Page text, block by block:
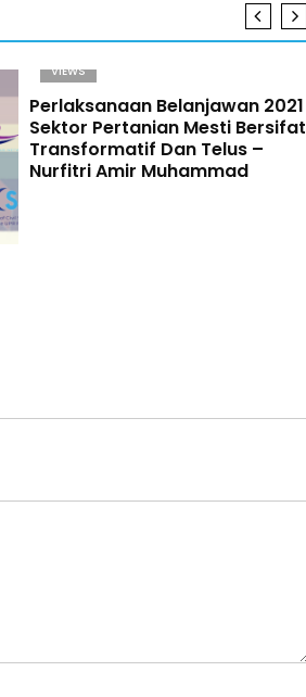
VIEWS
Perlaksanaan Belanjawan 2021
Sektor Pertanian Mesti Bersifat
Transformatif Dan Telus –
Nurfitri Amir Muhammad